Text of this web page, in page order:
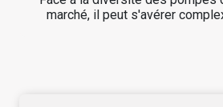
marché, il peut s'avérer